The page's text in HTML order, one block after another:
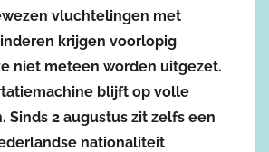
vluchtelingen met
krijgen voorlopig
niet meteen worden uitgezet.
blijft op volle
Sinds 2 augustus zit zelfs een
nationaliteit